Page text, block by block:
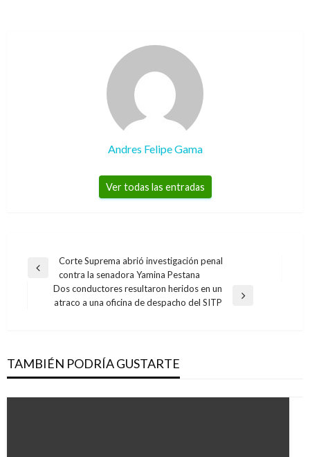
Andres Felipe Gama
Ver todas las entradas
Navegación
entradas
Entrada
anterior
Corte Suprema abrió investigación penal
contra la senadora Yamina Pestana
Entrada
Dos conductores resultaron heridos en un
atraco a una oficina de despacho del SITP
TAMBIÉN PODRÍA GUSTARTE